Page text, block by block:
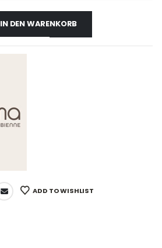
IN DEN WARENKORB
ADD TO WISHLIST